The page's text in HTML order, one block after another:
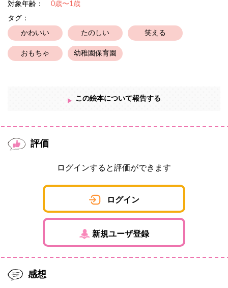
対象年齢：
0歳〜1歳
タグ：
かわいい たのしい 笑える
おもちゃ 幼稚園保育園
この絵本について報告する
評価
ログインすると評価ができます
ログイン
新規ユーザ登録
感想